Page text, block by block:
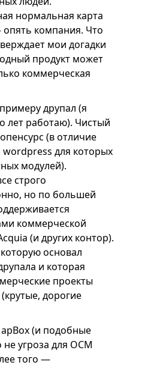
нормальная карта
компания. Что
мои догадки
продукт может
коммерческая
друпал (я
лет работаю). Чистый
(в отличие
для которых
модулей).
строго
но по большей
коммерческой
(и других контор).
основал
и которая
проекты
дорогие
(и подобные
угроза для ОСМ
того —